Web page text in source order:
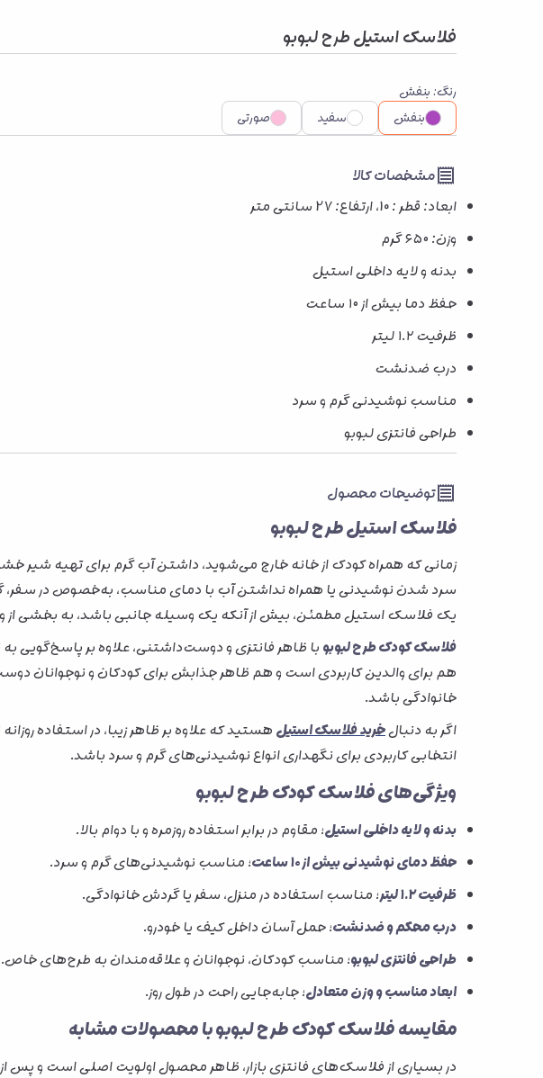
فلاسک استیل طرح لبوبو
رنگ: بنفش
بنفش
سفید صورتی
مشخصات کالا
ابعاد: قطر : 10، ارتفاع: 27 سانتی متر
وزن: ۶۵۰ گرم
بدنه و لایه داخلی استیل
حفظ دما بیش از ۱۰ ساعت
ظرفیت ۱.۲ لیتر
درب ضدنشت
مناسب نوشیدنی گرم و سرد
طراحی فانتزی لبوبو
توضیحات محصول
فلاسک استیل طرح لبوبو
زمانی که همراه کودک از خانه خارج می‌شوید، داشتن آب گرم برای تهیه شیر
سرد شدن نوشیدنی یا همراه نداشتن آب با دمای مناسب، به‌خصوص در سفر،
یک فلاسک استیل مطمئن، بیش از آنکه یک وسیله جانبی باشد، به بخشی از
فلاسک کودک طرح لبوبو با ظاهر فانتزی و دوست‌داشتنی، علاوه بر پاسخ‌گویی
هم برای والدین کاربردی است و هم ظاهر جذابش برای کودکان و نوجوانان
خانوادگی باشد.
اگر به دنبالخرید فلاسک استیل هستید که علاوه بر ظاهر زیبا، در استفاده
انتخابی کاربردی برای نگهداری انواع نوشیدنی‌های گرم و سرد باشد.
ویژگی‌های فلاسک کودک طرح لبوبو
بدنه و لایه داخلی استیل؛ مقاوم در برابر استفاده روزمره و با دوام بالا.
حفظ دمای نوشیدنی بیش از ۱۰ ساعت
؛ مناسب نوشیدنی‌های گرم و سرد.
ظرفیت ۱.۲ لیتر
؛ مناسب استفاده در منزل، سفر یا گردش خانوادگی.
درب محکم و ضدنشت؛ حمل آسان داخل کیف یا خودرو.
طراحی فانتزی لبوبو؛ مناسب کودکان، نوجوانان و علاقه‌مندان به طرح‌های خاص.
ابعاد مناسب و وزن متعادل؛ جابه‌جایی راحت در طول روز.
مقایسه فلاسک کودک طرح لبوبو با محصولات مشابه
در بسیاری از فلاسک‌های فانتزی بازار، ظاهر محصول اولویت اصلی است و پس